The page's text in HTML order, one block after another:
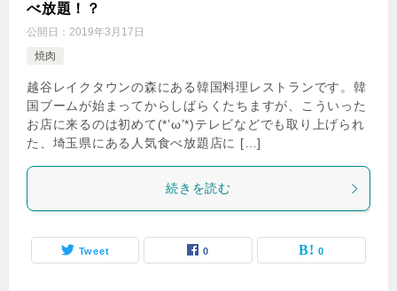
べ放題！？
公開日： 2019年3月17日
焼肉
越谷レイクタウンの森にある韓国料理レストランです。韓
国ブームが始まってからしばらくたちますが、こういった
お店に来るのは初めて(*’ω’*)テレビなどでも取り上げられ
た、埼玉県にある人気食べ放題店に […]
続きを読む
Tweet 0 0